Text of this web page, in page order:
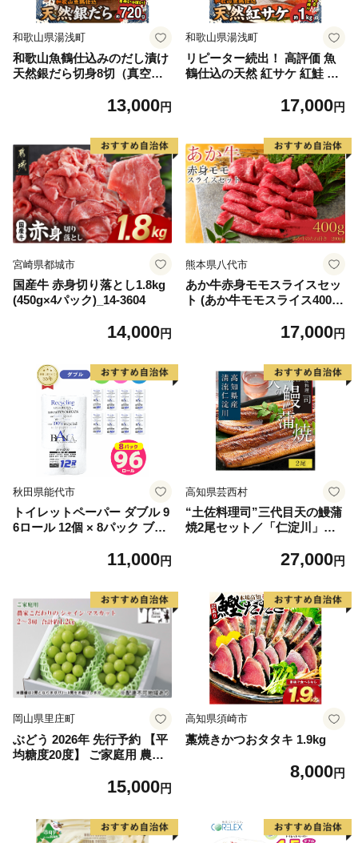
和歌山県湯浅町
和歌山魚鶴仕込みのだし漬け
天然銀だら切身8切（真空パ
製法 良質な脂 ふっくら 柔ら
ぶ だし漬け 煮付け ムニエル
味噌漬け 鍋物 冷凍 湯浅町 送
料無料_G7334
13,000円
和歌山県湯浅町
リピーター続出！ 高評価 魚
鶴仕込の天然 紅サケ 紅鮭 鮭
レビュー高評価 小分け 真空
海鮮 魚介 食品 食べ物 おかず
お弁当 水産加工品 冷凍 グル
メ お取り寄せ 和歌山県 湯浅
町 送料無料_G7317
17,000円
宮崎県都城市
国産牛 赤身切り落とし1.8kg
(450g×4パック)_14-3604
14,000円
熊本県八代市
あか牛赤身モモスライスセッ
ト (あか牛モモスライス400
17,000円
秋田県能代市
トイレットペーパー ダブル 9
6ロール 12個 × 8パック ブラ
用品 消耗品 無香料 生活用品
11,000円
高知県芸西村
“土佐料理司”三代目天の鰻蒲
焼2尾セット／「仁淀川」水
殖 国産・高知県産〈高知市共
27,000円
岡山県里庄町
ぶどう 2026年 先行予約 【平
均糖度20度】 ご家庭用 農家
ット 2～3房 合計約1.2kg ブ
直送 】
15,000円
高知県須崎市
藁焼きかつおタタキ 1.9kg
8,000円